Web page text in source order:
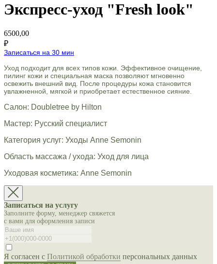
Экспресс-уход "Fresh look"
6500,00
₽
Записаться на 30 мин
Уход подходит для всех типов кожи. Эффективное очищение,
пилинг кожи и специальная маска позволяют мгновенно
освежить внешний вид. После процедуры кожа становится
увлажненной, мягкой и приобретает естественное сияние.
Салон: Doubletree by Hilton
Мастер: Русский специалист
Категория услуг: Уходы Anne Semonin
Область массажа / ухода: Уход для лица
Уходовая косметика: Anne Semonin
Записаться на услугу
Заполните форму, менеджер свяжется
с вами для оформления записи
Я согласен с Политикой обработки персональных данных